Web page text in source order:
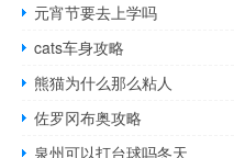
元宵节要去上学吗
cats车身攻略
熊猫为什么那么粘人
佐罗冈布奥攻略
泉州可以打台球吗冬天